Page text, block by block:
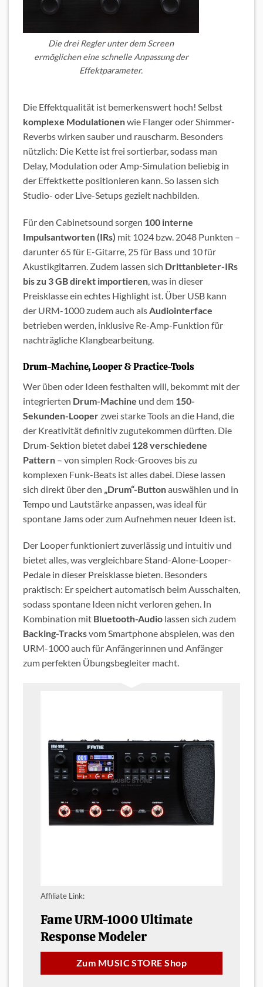
Die drei Regler unter dem Screen
ermöglichen eine schnelle Anpassung der
Effektparameter.
Die Effektqualität ist bemerkenswert hoch! Selbst
komplexe Modulationenwie Flanger oder Shimmer-
Reverbs wirken sauber und rauscharm. Besonders
nützlich: Die Kette ist frei sortierbar, sodass man
Delay, Modulation oder Amp-Simulation beliebig in
der Effektkette positionieren kann. So lassen sich
Studio- oder Live-Setups gezielt nachbilden.
Für den Cabinetsound sorgen 100 interne
Impulsantworten (IRs) mit 1024 bzw. 2048 Punkten –
darunter 65 für E-Gitarre, 25 für Bass und 10 für
Akustikgitarren. Zudem lassen sich Drittanbieter-IRs
bis zu 3 GB direkt importieren , was in dieser
Preisklasse ein echtes Highlight ist. Über USB kann
der URM-1000 zudem auch als Audiointerface
betrieben werden, inklusive Re-Amp-Funktion für
nachträgliche Klangbearbeitung.
Drum-Machine, Looper & Practice-Tools
Wer üben oder Ideen festhalten will, bekommt mit der
integrierten Drum-Machine und dem 150-
Sekunden-Looperzwei starke Tools an die Hand, die
der Kreativität definitiv zugutekommen dürften. Die
Drum-Sektion bietet dabei 128 verschiedene
Pattern – von simplen Rock-Grooves bis zu
komplexen Funk-Beats ist alles dabei. Diese lassen
sich direkt über den „Drum“-Buttonauswählen und in
Tempo und Lautstärke anpassen, was ideal für
spontane Jams oder zum Aufnehmen neuer Ideen ist.
Der Looper funktioniert zuverlässig und intuitiv und
bietet alles, was vergleichbare Stand-Alone-Looper-
Pedale in dieser Preisklasse bieten. Besonders
praktisch: Er speichert automatisch beim Ausschalten,
sodass spontane Ideen nicht verloren gehen. In
Kombination mit Bluetooth-Audio lassen sich zudem
Backing-Tracksvom Smartphone abspielen, was den
URM-1000 auch für Anfängerinnen und Anfänger
zum perfekten Übungsbegleiter macht.
Affiliate Link:
Fame URM-1000 Ultimate
Response Modeler
Zum MUSIC STORE Shop